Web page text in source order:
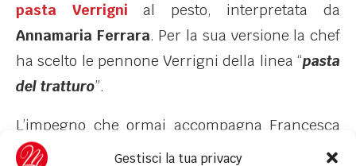
Gestisci la tua privacy
pasta Verrigni al pesto, interpretata da
Annamaria Ferrara. Per la sua versione la chef
ha scelto le pennone Verrigni della linea “pasta
del tratturo”.
L’impegno che ormai accompagna Francesca
Petrei Castelli è quello di promuovere la “
buona